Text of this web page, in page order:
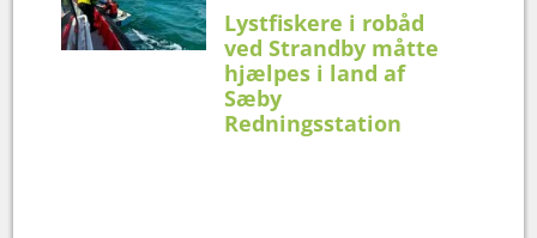
Lystfiskere i robåd
ved Strandby måtte
hjælpes i land af
Sæby
Redningsstation